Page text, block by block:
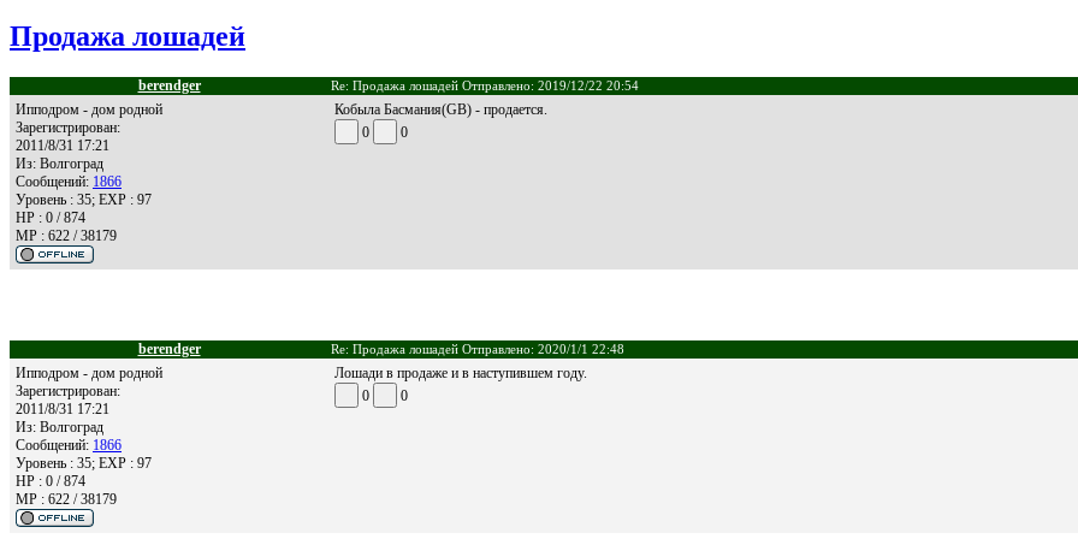
Продажа лошадей
berendger Re: Продажа лошадей Отправлено: 2019/12/22 20:54
Ипподром - дом родной
Зарегистрирован:
2011/8/31 17:21
Из: Волгоград
Сообщений: 1866
Уровень : 35; EXP : 97
HP : 0 / 874
MP : 622 / 38179
Кобыла Басмания(GB) - продается.
0
0
berendger Re: Продажа лошадей Отправлено: 2020/1/1 22:48
Ипподром - дом родной
Зарегистрирован:
2011/8/31 17:21
Из: Волгоград
Сообщений: 1866
Уровень : 35; EXP : 97
HP : 0 / 874
MP : 622 / 38179
Лошади в продаже и в наступившем году.
0
0